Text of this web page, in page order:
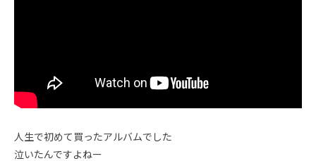
人生で初めて買ったアルバムでした
泣いたんですよねー